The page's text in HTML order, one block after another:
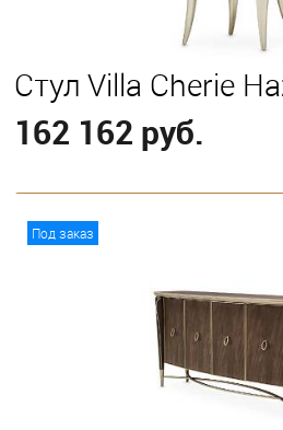
Стул Villa Cherie
162 162 руб.
Под заказ